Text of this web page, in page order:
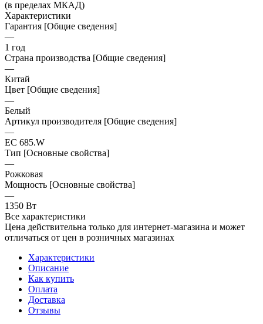
(в пределах МКАД)
Характеристики
Гарантия [Общие сведения]
—
1 год
Страна производства [Общие сведения]
—
Китай
Цвет [Общие сведения]
—
Белый
Артикул производителя [Общие сведения]
—
EC 685.W
Тип [Основные свойства]
—
Рожковая
Мощность [Основные свойства]
—
1350 Вт
Все характеристики
Цена действительна только для интернет-магазина и может
отличаться от цен в розничных магазинах
Характеристики
Описание
Как купить
Оплата
Доставка
Отзывы